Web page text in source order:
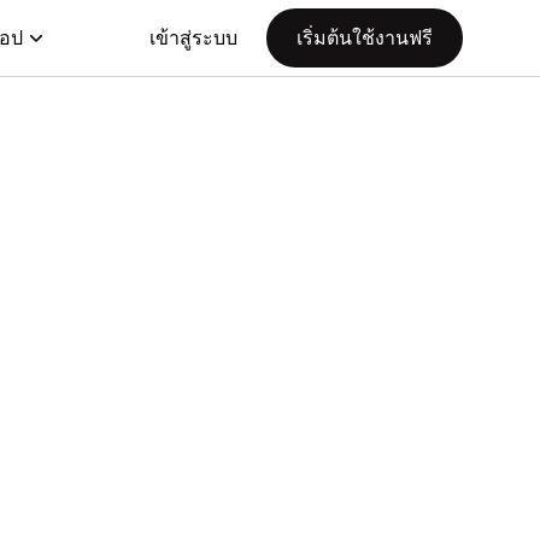
ป เข้าสู่ระบบ เริ่มต้นใช้งานฟรี